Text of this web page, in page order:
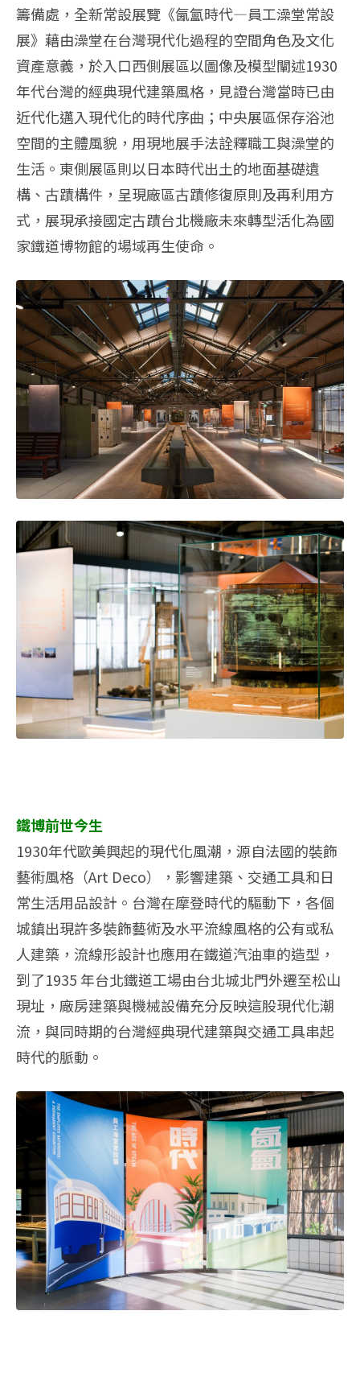
籌備處，全新常設展覽《氤氳時代—員工澡堂常設
展》藉由澡堂在台灣現代化過程的空間角色及文化
資產意義，於入口西側展區以圖像及模型闡述1930
年代台灣的經典現代建築風格，見證台灣當時已由
近代化邁入現代化的時代序曲；中央展區保存浴池
空間的主體風貌，用現地展手法詮釋職工與澡堂的
生活。東側展區則以日本時代出土的地面基礎遺
構、古蹟構件，呈現廠區古蹟修復原則及再利用方
式，展現承接國定古蹟台北機廠未來轉型活化為國
家鐵道博物館的場域再生使命。
鐵博前世今生
1930年代歐美興起的現代化風潮，源自法國的裝飾
藝術風格（Art Deco），影響建築、交通工具和日
常生活用品設計。台灣在摩登時代的驅動下，各個
城鎮出現許多裝飾藝術及水平流線風格的公有或私
人建築，流線形設計也應用在鐵道汽油車的造型，
到了1935 年台北鐵道工場由台北城北門外遷至松山
現址，廠房建築與機械設備充分反映這股現代化潮
流，與同時期的台灣經典現代建築與交通工具串起
時代的脈動。